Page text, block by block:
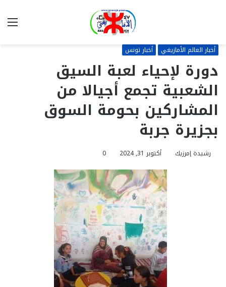
أخبار العالم الأمازيغي أخبار تونس
دورة لإحياء لعبة السيق
الشعبية تجمع أجيالا من
المشاركين بحومة السوق
بجزيرة جربة
رشيدة إمرزيك أكتوبر 31, 2024 0